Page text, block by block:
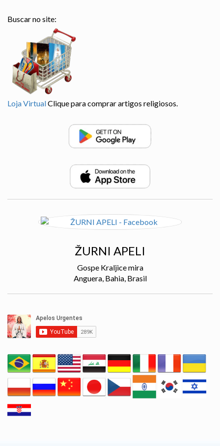
Buscar no site:
Loja VirtualClique para comprar artigos religiosos.
ŽURNI APELI
Gospe Kraljice mira
Anguera, Bahia, Brasil